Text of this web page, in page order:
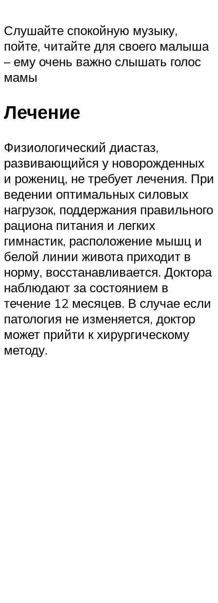
Слушайте спокойную музыку,
пойте, читайте для своего малыша
– ему очень важно слышать голос
мамы
Лечение
Физиологический диастаз,
развивающийся у новорожденных
и рожениц, не требует лечения. При
ведении оптимальных силовых
нагрузок, поддержания правильного
рациона питания и легких
гимнастик, расположение мышц и
белой линии живота приходит в
норму, восстанавливается. Доктора
наблюдают за состоянием в
течение 12 месяцев. В случае если
патология не изменяется, доктор
может прийти к хирургическому
методу.